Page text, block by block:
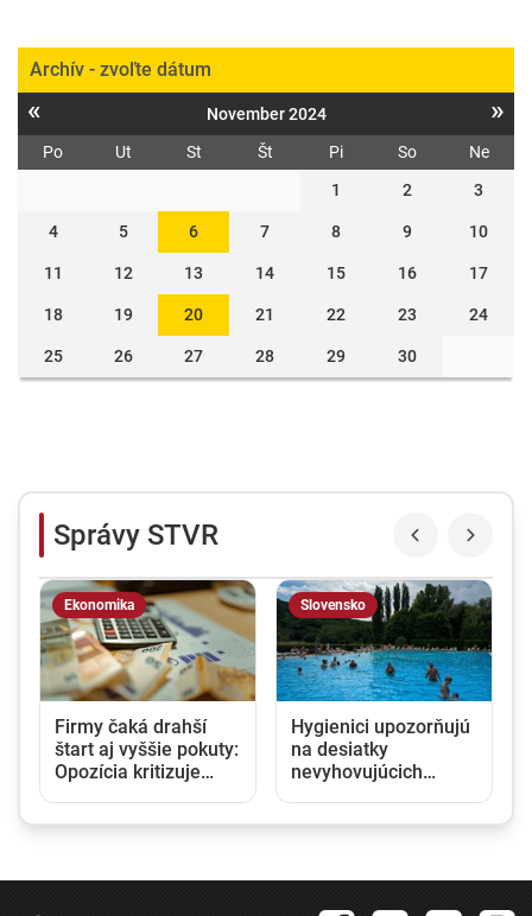
Archív - zvoľte dátum
« November 2024 »
Po Ut St Št Pi So
Ne
1
2 3
4 5 6 7 8 9 10
11 12 13 14 15 16 17
18 19 20 21 22 23 24
25 26 27 28 29 30
Správy STVR
Ekonomika
Firmy čaká drahší
štart aj vyššie pokuty:
Opozícia kritizuje
Slovensko
Hygienici upozorňujú
na desiatky
nevyhovujúcich